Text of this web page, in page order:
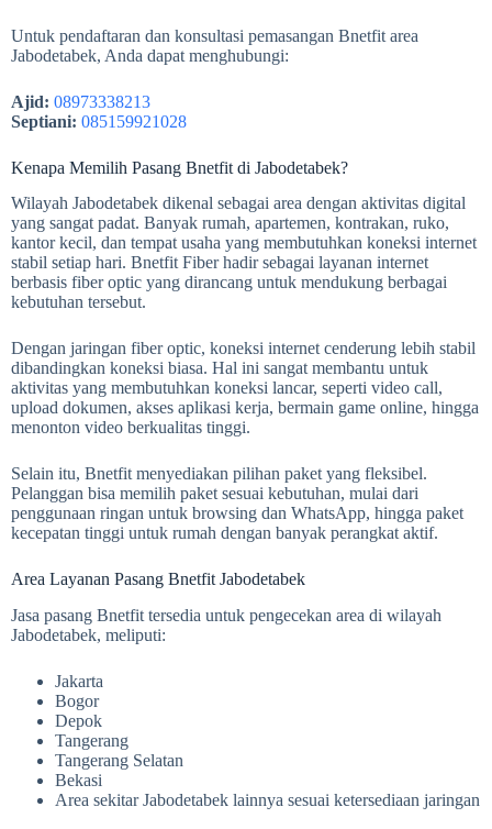
Untuk pendaftaran dan konsultasi pemasangan Bnetfit area
Jabodetabek, Anda dapat menghubungi:
Ajid: 08973338213
Septiani: 085159921028
Kenapa Memilih Pasang Bnetfit di Jabodetabek?
Wilayah Jabodetabek dikenal sebagai area dengan aktivitas digital
yang sangat padat. Banyak rumah, apartemen, kontrakan, ruko,
kantor kecil, dan tempat usaha yang membutuhkan koneksi internet
stabil setiap hari. Bnetfit Fiber hadir sebagai layanan internet
berbasis fiber optic yang dirancang untuk mendukung berbagai
kebutuhan tersebut.
Dengan jaringan fiber optic, koneksi internet cenderung lebih stabil
dibandingkan koneksi biasa. Hal ini sangat membantu untuk
aktivitas yang membutuhkan koneksi lancar, seperti video call,
upload dokumen, akses aplikasi kerja, bermain game online, hingga
menonton video berkualitas tinggi.
Selain itu, Bnetfit menyediakan pilihan paket yang fleksibel.
Pelanggan bisa memilih paket sesuai kebutuhan, mulai dari
penggunaan ringan untuk browsing dan WhatsApp, hingga paket
kecepatan tinggi untuk rumah dengan banyak perangkat aktif.
Area Layanan Pasang Bnetfit Jabodetabek
Jasa pasang Bnetfit tersedia untuk pengecekan area di wilayah
Jabodetabek, meliputi:
Jakarta
Bogor
Depok
Tangerang
Tangerang Selatan
Bekasi
Area sekitar Jabodetabek lainnya sesuai ketersediaan jaringan